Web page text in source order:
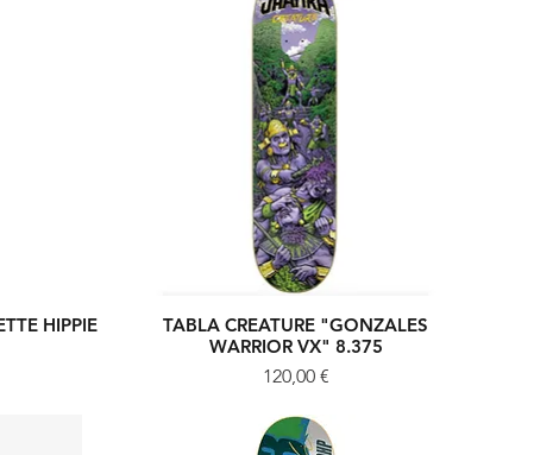
HIPPIE
Vista rápida
TABLA CREATURE "GONZALES
WARRIOR VX" 8.375
Precio
120,00 €